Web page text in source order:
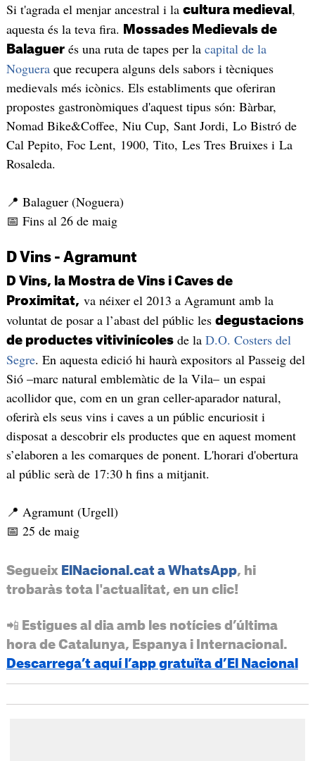
Si t'agrada el menjar ancestral i la cultura medieval ,
aquesta és la teva fira.
Mossades Medievals de
Balaguerés una ruta de tapes per la capital de la
Nogueraque recupera alguns dels sabors i tècniques
medievals més icònics. Els establiments que oferiran
propostes gastronòmiques d'aquest tipus són: Bàrbar,
Nomad Bike&Coffee, Niu Cup, Sant Jordi, Lo Bistró de
Cal Pepito, Foc Lent, 1900, Tito, Les Tres Bruixes i La
Rosaleda.
📍 Balaguer (Noguera)
📅 Fins al 26 de maig
D Vins - Agramunt
D Vins, la Mostra de Vins i Caves de
Proximitat, va néixer el 2013 a Agramunt amb la
voluntat de posar a l’abast del públic les degustacions
de productes vitivinícolesde la D.O. Costers del
Segre. En aquesta edició hi haurà expositors al Passeig del
Sió –marc natural emblemàtic de la Vila– un espai
acollidor que, com en un gran celler-aparador natural,
oferirà els seus vins i caves a un públic encuriosit i
disposat a descobrir els productes que en aquest moment
s’elaboren a les comarques de ponent. L'horari d'obertura
al públic serà de 17:30 h fins a mitjanit.
📍 Agramunt (Urgell)
📅 25 de maig
Segueix ElNacional.cat a WhatsApp, hi
trobaràs tota l'actualitat, en un clic!
📲 Estigues al dia amb les notícies d’última
hora de Catalunya, Espanya i Internacional.
Descarrega’t aquí l’app gratuïta d’El Nacional